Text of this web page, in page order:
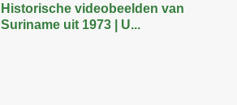
Historische videobeelden van
Suriname uit 1973 | U...